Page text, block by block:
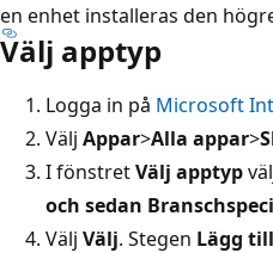
en enhet installeras den
Välj apptyp
Logga in på Microsoft
Välj Appar>Alla appar>
I fönstretVälj apptyp
och sedan
Välj Välj. Stegen Lägg